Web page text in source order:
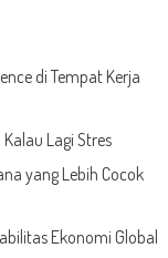
di Tempat Kerja
Lagi Stres
yang Lebih Cocok
Ekonomi Global